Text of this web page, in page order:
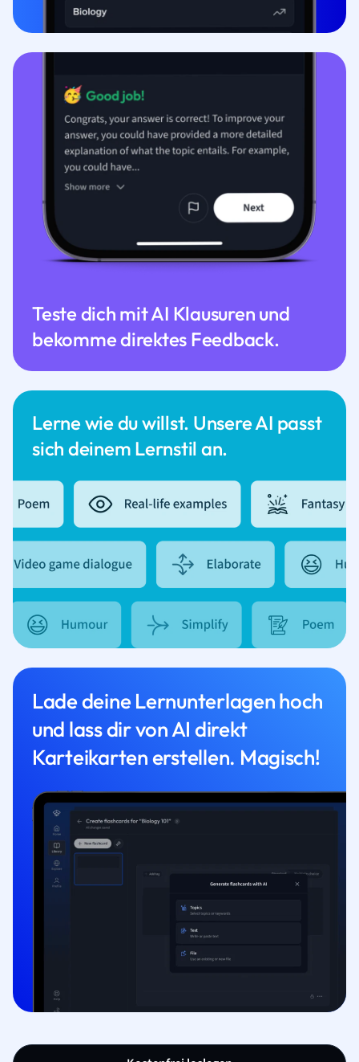
Lerne wie du willst. Unsere AI passt
sich deinem Lernstil an.
Teste dich mit AI Klausuren und
bekomme direktes Feedback.
Lade deine Lernunterlagen hoch
und lass dir von AI direkt
Karteikarten erstellen. Magisch!